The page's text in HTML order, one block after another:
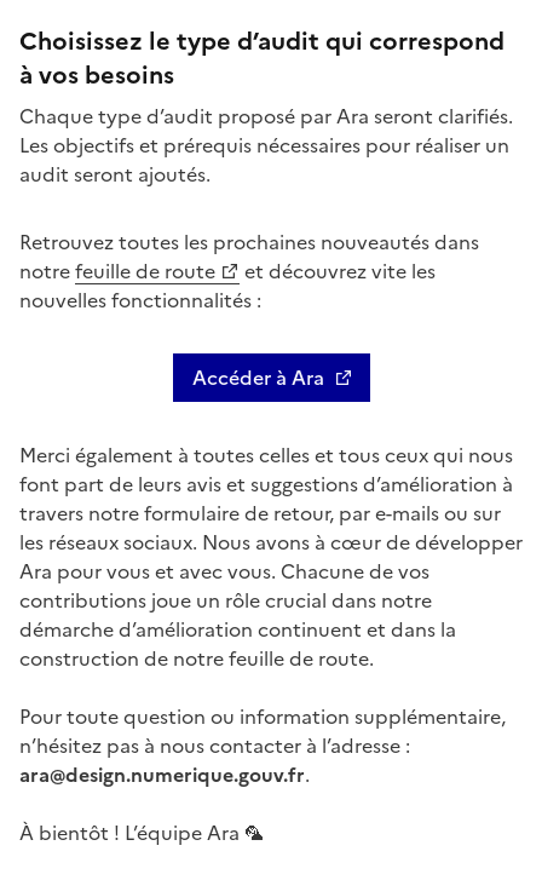
Choisissez le type d’audit qui correspond
à vos besoins
Chaque type d’audit proposé par Ara seront clarifiés.
Les objectifs et prérequis nécessaires pour réaliser un
audit seront ajoutés.
Retrouvez toutes les prochaines nouveautés dans
notrefeuille de route
et découvrez vite les
nouvelles fonctionnalités :
Accéder à Ara
Merci également à toutes celles et tous ceux qui nous
font part de leurs avis et suggestions d’amélioration à
travers notre formulaire de retour, par e-mails ou sur
les réseaux sociaux. Nous avons à cœur de développer
Ara pour vous et avec vous. Chacune de vos
contributions joue un rôle crucial dans notre
démarche d’amélioration continuent et dans la
construction de notre feuille de route.
Pour toute question ou information supplémentaire,
n’hésitez pas à nous contacter à l’adresse :
ara@design.numerique.gouv.fr.
À bientôt ! L’équipe Ara 🦜